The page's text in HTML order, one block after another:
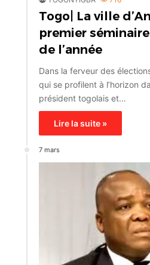
Togo| La ville
premier
de l’année
Dans la ferveur des
qui se profilent à l’horizon
président togolais et…
Lire la suite »
7 mars